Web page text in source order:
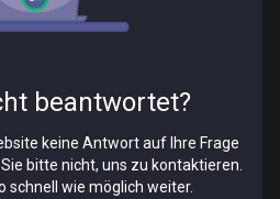
beantwortet?
keine Antwort auf Ihre Frage
bitte nicht, uns zu kontaktieren.
schnell wie möglich weiter.